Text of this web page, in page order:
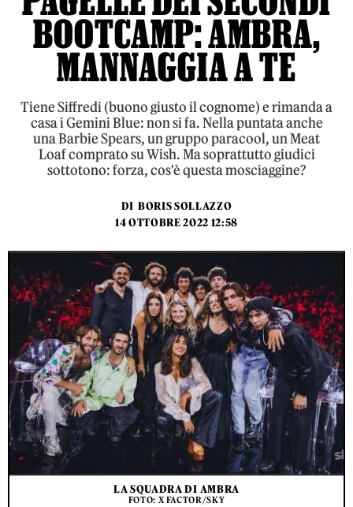
BOOTCAMP: AMBRA,
MANNAGGIA A TE
Tiene Siffredi (buono giusto il cognome) e rimanda a
casa i Gemini Blue: non si fa. Nella puntata anche
una Barbie Spears, un gruppo paracool, un Meat
Loaf comprato su Wish. Ma soprattutto giudici
sottotono: forza, cos'è questa mosciaggine?
DI BORIS SOLLAZZO
14 OTTOBRE 2022 12:58
LA SQUADRA DI AMBRA
FOTO: X FACTOR/SKY